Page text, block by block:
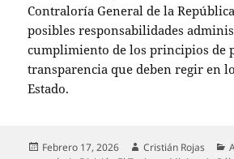
Contraloría General de la
posibles responsabilidades
cumplimiento de los principios de
transparencia que deben regir en
Estado.
Publicado
Febrero 17, 2026 Autor
Cristián Rojas